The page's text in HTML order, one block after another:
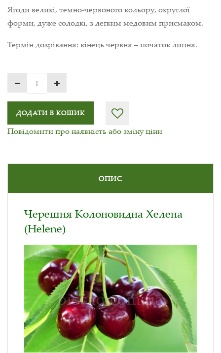
Ягоди великі, темно-червоного кольору, округлої
форми, дуже солодкі, з легким медовим присмаком.
Термін дозрівання: кінець червня – початок липня.
ДОДАТИ В КОШИК
Повідомити про наявність або зміну ціни
ОПИС
Черешня Колоновидна Хелена
(Helene)